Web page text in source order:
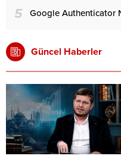
5 Google Authenticator
Güncel Haberler